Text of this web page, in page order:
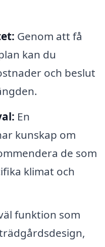
Genom att få
kan du
och beslut
En
kunskap om
de som
klimat och
funktion som